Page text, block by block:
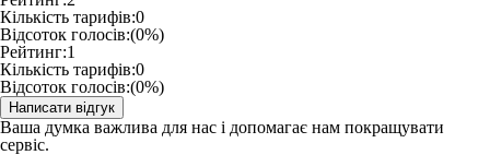
Кількість тарифів:0
Відсоток голосів:(0%)
Рейтинг:1
Кількість тарифів:0
Відсоток голосів:(0%)
Ваша думка важлива для нас і допомагає нам покращувати
сервіс.